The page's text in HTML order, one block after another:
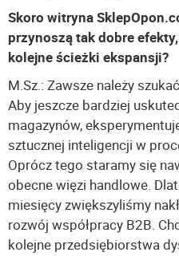
Skoro witryna
przynoszą tak dobre
kolejne ścieżki ekspansji?
M.Sz.: Zawsze należy
Aby jeszcze bardziej
magazynów,
sztucznej inteligencji w
Oprócz tego staramy się
obecne więzi handlowe.
miesięcy zwiększyliśmy
rozwój współpracy B2B.
kolejne przedsiębiorstwa